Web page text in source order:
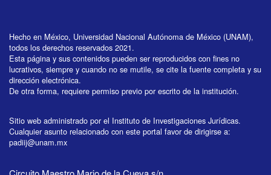
Hecho en México, Universidad Nacional Autónoma de México (UNAM),
todos los derechos reservados 2021.
Esta página y sus contenidos pueden ser reproducidos con fines no
lucrativos, siempre y cuando no se mutile, se cite la fuente completa y su
dirección electrónica.
De otra forma, requiere permiso previo por escrito de la institución.
Sitio web administrado por el Instituto de Investigaciones Jurídicas.
Cualquier asunto relacionado con este portal favor de dirigirse a:
padiij@unam.mx